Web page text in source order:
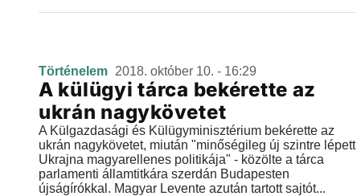
Történelem 2018. október 10. - 16:29
A külügyi tárca bekérette az
ukrán nagykövetet
A Külgazdasági és Külügyminisztérium bekérette az
ukrán nagykövetet, miután "minőségileg új szintre lépett
Ukrajna magyarellenes politikája" - közölte a tárca
parlamenti államtitkára szerdán Budapesten
újságírókkal. Magyar Levente azután tartott sajtót...